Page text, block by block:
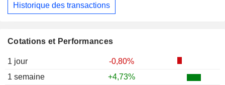
Cotations et Performances
1 jour
-0,80%
1 semaine
+4,73%
Historique des transactions